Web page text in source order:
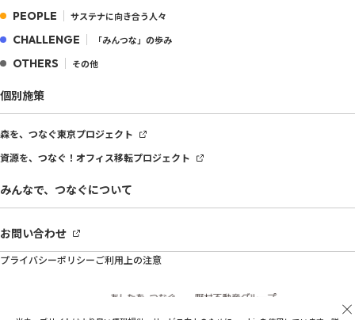
PEOPLE サステナに向き合う人々
CHALLENGE 「みんつな」の歩み
OTHERS その他
個別施策
森を、つなぐ東京プロジェクト
資源を、つなぐ！ オフィス移転プロジェクト
みんなで、つなぐについて
お問い合わせ
プライバシーポリシーご利用上の注意